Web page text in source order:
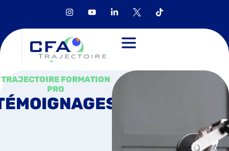
TRAJECTOIRE FORMATION
PRO